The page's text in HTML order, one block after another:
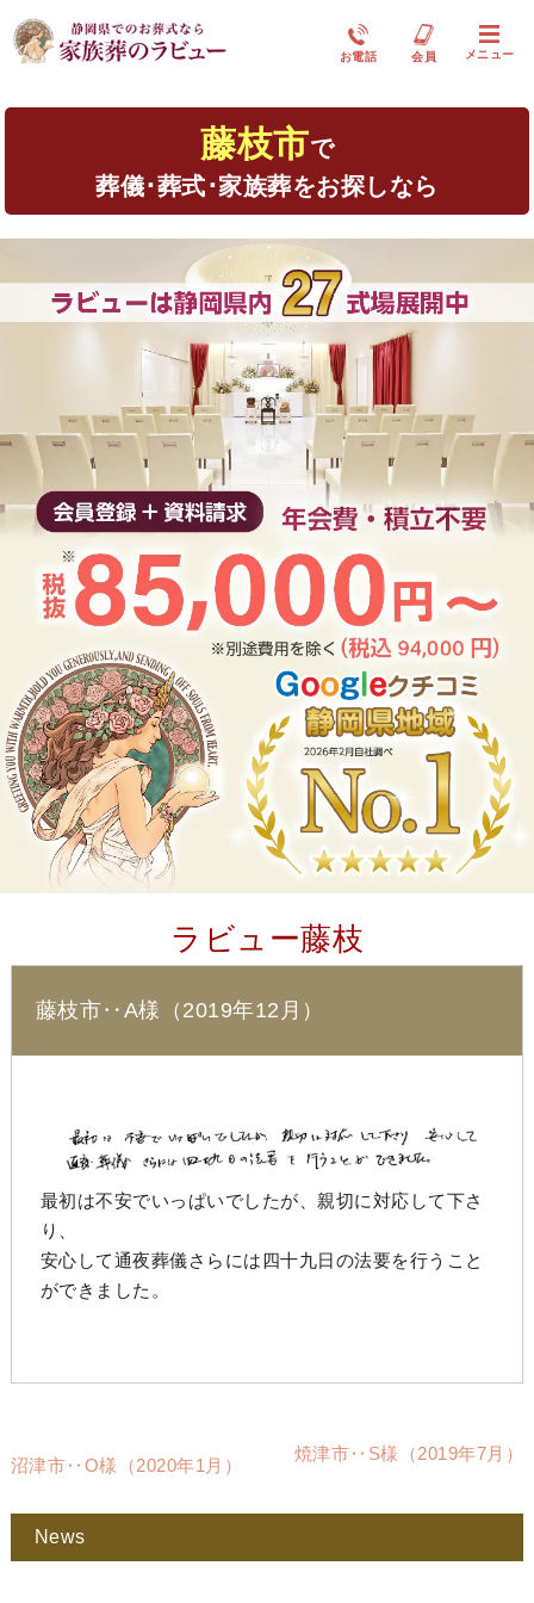
お電話 会員 メニュー
藤枝市で
葬儀･葬式･家族葬をお探しなら
ラビュー藤枝
藤枝市‥A様（2019年12月）
最初は不安でいっぱいでしたが、親切に対応して下さ
り、
安心して通夜葬儀さらには四十九日の法要を行うこと
ができました。
沼津市‥O様（2020年1月）
焼津市‥S様（2019年7月）
News